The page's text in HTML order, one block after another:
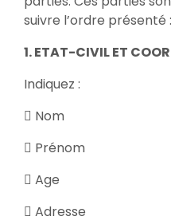
suivre l’ordre présenté :
1. ETAT-CIVIL ET
Indiquez :
 Nom
 Prénom
 Age
 Adresse